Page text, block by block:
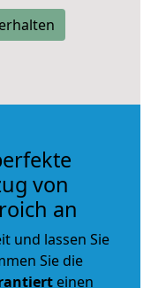
von
an
und lassen Sie
Sie die
einen